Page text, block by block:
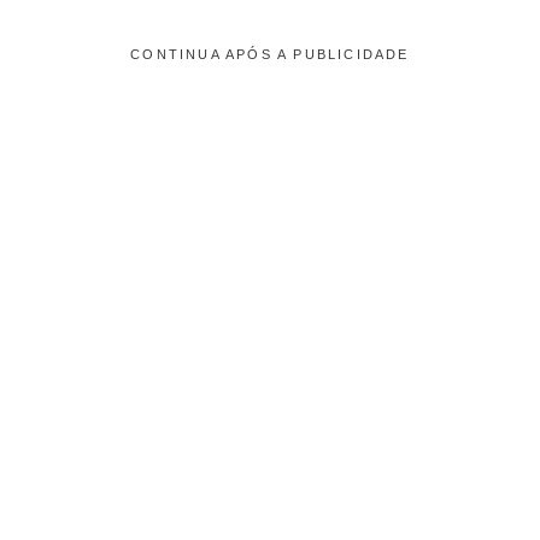
CONTINUA APÓS A PUBLICIDADE